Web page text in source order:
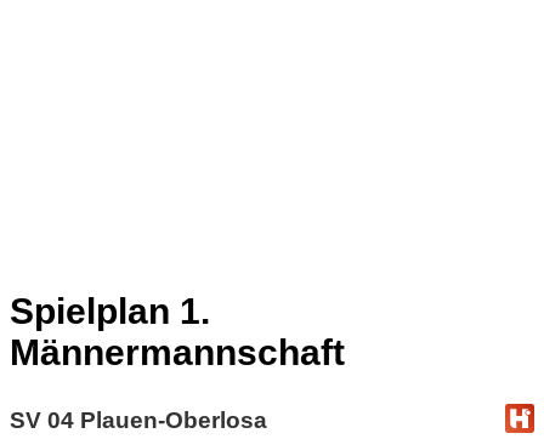
Spielplan 1.
Männermannschaft
SV 04 Plauen-Oberlosa